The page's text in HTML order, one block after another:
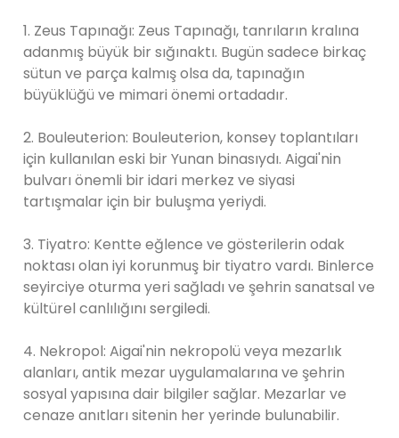
1. Zeus Tapınağı: Zeus Tapınağı, tanrıların kralına
adanmış büyük bir sığınaktı. Bugün sadece birkaç
sütun ve parça kalmış olsa da, tapınağın
büyüklüğü ve mimari önemi ortadadır.
2. Bouleuterion: Bouleuterion, konsey toplantıları
için kullanılan eski bir Yunan binasıydı. Aigai'nin
bulvarı önemli bir idari merkez ve siyasi
tartışmalar için bir buluşma yeriydi.
3. Tiyatro: Kentte eğlence ve gösterilerin odak
noktası olan iyi korunmuş bir tiyatro vardı. Binlerce
seyirciye oturma yeri sağladı ve şehrin sanatsal ve
kültürel canlılığını sergiledi.
4. Nekropol: Aigai'nin nekropolü veya mezarlık
alanları, antik mezar uygulamalarına ve şehrin
sosyal yapısına dair bilgiler sağlar. Mezarlar ve
cenaze anıtları sitenin her yerinde bulunabilir.